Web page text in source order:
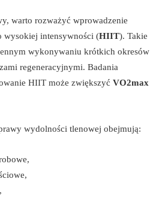
warto rozważyć wprowadzenie
wysokiej intensywności (HIIT). Takie
wykonywaniu krótkich okresów
regeneracyjnymi. Badania
HIIT może zwiększyć VO2max
wydolności tlenowej obejmują: